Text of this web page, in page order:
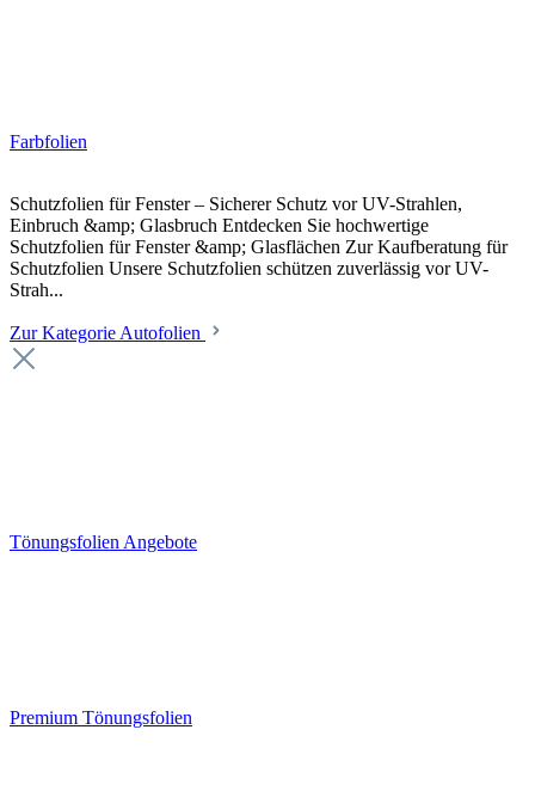
Farbfolien
Schutzfolien für Fenster – Sicherer Schutz vor UV-Strahlen,
Einbruch &amp; Glasbruch Entdecken Sie hochwertige
Schutzfolien für Fenster &amp; Glasflächen Zur Kaufberatung für
Schutzfolien Unsere Schutzfolien schützen zuverlässig vor UV-
Strah...
Zur Kategorie Autofolien
Tönungsfolien Angebote
Premium Tönungsfolien